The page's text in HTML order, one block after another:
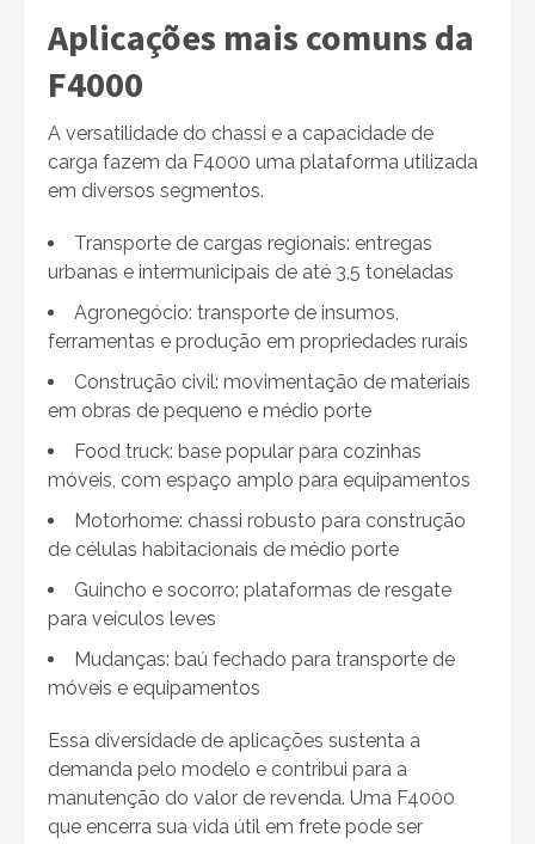
Aplicações mais comuns da
F4000
A versatilidade do chassi e a capacidade de
carga fazem da F4000 uma plataforma utilizada
em diversos segmentos.
Transporte de cargas regionais: entregas
urbanas e intermunicipais de até 3,5 toneladas
Agronegócio: transporte de insumos,
ferramentas e produção em propriedades rurais
Construção civil: movimentação de materiais
em obras de pequeno e médio porte
Food truck: base popular para cozinhas
móveis, com espaço amplo para equipamentos
Motorhome: chassi robusto para construção
de células habitacionais de médio porte
Guincho e socorro: plataformas de resgate
para veículos leves
Mudanças: baú fechado para transporte de
móveis e equipamentos
Essa diversidade de aplicações sustenta a
demanda pelo modelo e contribui para a
manutenção do valor de revenda. Uma F4000
que encerra sua vida útil em frete pode ser